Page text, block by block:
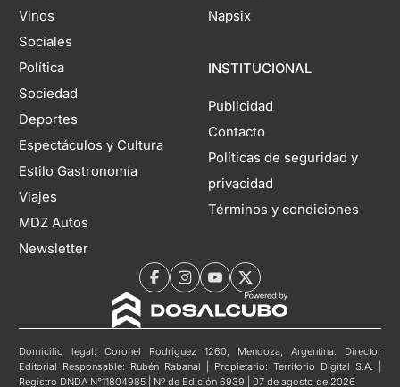
Vinos
Sociales
Política
Sociedad
Deportes
Espectáculos y Cultura
Estilo Gastronomía
Viajes
MDZ Autos
Newsletter
Napsix
INSTITUCIONAL
Publicidad
Contacto
Políticas de seguridad y
privacidad
Términos y condiciones
Domicilio legal: Coronel Rodríguez 1260, Mendoza, Argentina. Director
Editorial Responsable: Rubén Rabanal | Propietario: Territorio Digital S.A. |
Registro DNDA N°11804985 | Nº de Edición 6939 | 07 de agosto de 2026